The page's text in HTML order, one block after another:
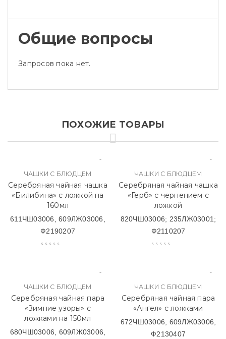
Общие вопросы
Запросов пока нет.
ПОХОЖИЕ ТОВАРЫ
ЧАШКИ С БЛЮДЦЕМ
Серебряная чайная чашка
«Билибина» с ложкой на
160мл
611ЧШ03006, 609ЛЖ03006,
Ф2190207
ЧАШКИ С БЛЮДЦЕМ
Серебряная чайная чашка
«Герб» с чернением с
ложкой
820ЧШ03006; 235ЛЖ03001;
Ф2110207
ЧАШКИ С БЛЮДЦЕМ
Серебряная чайная пара
«Зимние узоры» с
ложками на 150мл
680ЧШ03006, 609ЛЖ03006,
ЧАШКИ С БЛЮДЦЕМ
Серебряная чайная пара
«Ангел» с ложками
672ЧШ03006, 609ЛЖ03006,
Ф2130407